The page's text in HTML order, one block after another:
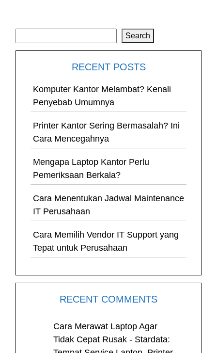
Search
RECENT POSTS
Komputer Kantor Melambat? Kenali
Penyebab Umumnya
Printer Kantor Sering Bermasalah? Ini
Cara Mencegahnya
Mengapa Laptop Kantor Perlu
Pemeriksaan Berkala?
Cara Menentukan Jadwal Maintenance
IT Perusahaan
Cara Memilih Vendor IT Support yang
Tepat untuk Perusahaan
RECENT COMMENTS
Cara Merawat Laptop Agar
Tidak Cepat Rusak - Stardata: